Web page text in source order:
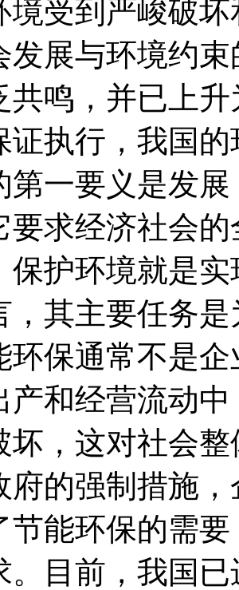
境受到严峻破
发展与环境约
共鸣，并已上
证执行，我国
第一要义是发
要求经济社会
保护环境就是
，其主要任务
环保通常不是
产和经营流动
坏，这对社会
府的强制措施
节能环保的需
。目前，我国